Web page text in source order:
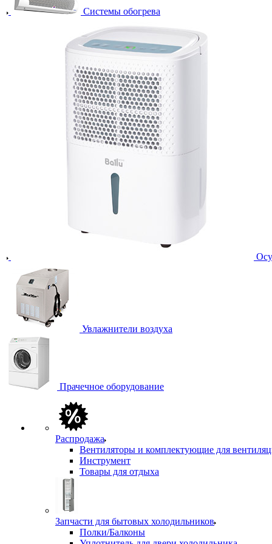
Системы обогрева
Увлажнители воздуха
Прачечное оборудование
Распродажа
Вентиляторы и комплектующие для
Инструмент
Товары для отдыха
Запчасти для бытовых холодильников
Полки/Балконы